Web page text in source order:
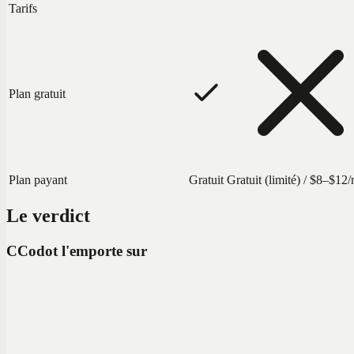
Tarifs
Plan gratuit
Plan payant Gratuit Gratuit (limité) / $8–$12/
Le verdict
CCodot l'emporte sur